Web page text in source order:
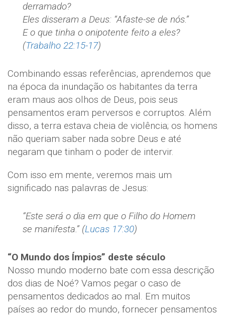
derramado?
Eles disseram a Deus: “Afaste-se de nós.”
E o que tinha o onipotente feito a eles?
(Trabalho 22:15-17)
Combinando essas referências, aprendemos que
na época da inundação os habitantes da terra
eram maus aos olhos de Deus, pois seus
pensamentos eram perversos e corruptos. Além
disso, a terra estava cheia de violência; os homens
não queriam saber nada sobre Deus e até
negaram que tinham o poder de intervir.
Com isso em mente, veremos mais um
significado nas palavras de Jesus:
“Este será o dia em que o Filho do Homem
se manifesta.” (Lucas 17:30)
“O Mundo dos Ímpios” deste século
Nosso mundo moderno bate com essa descrição
dos dias de Noé? Vamos pegar o caso de
pensamentos dedicados ao mal. Em muitos
países ao redor do mundo, fornecer pensamentos